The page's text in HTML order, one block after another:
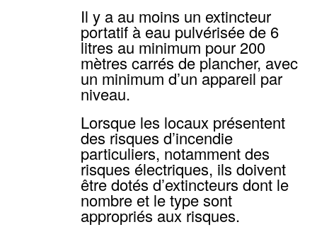
Il y a au moins un extincteur
portatif à eau pulvérisée de 6
litres au minimum pour 200
mètres carrés de plancher, avec
un minimum d’un appareil par
niveau.
Lorsque les locaux présentent
des risques d’incendie
particuliers, notamment des
risques électriques, ils doivent
être dotés d’extincteurs dont le
nombre et le type sont
appropriés aux risques.